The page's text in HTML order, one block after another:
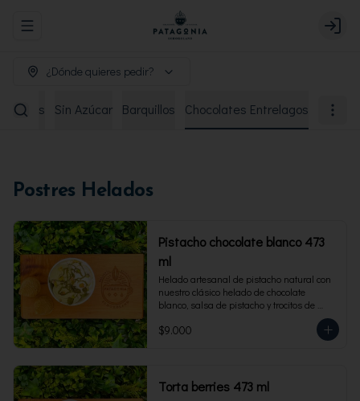
Abrir menu de navegación Login
¿Dónde quieres pedir?
Sin Azúcar Barquillos Chocolates Entrelagos
Postres Helados
Pistacho chocolate blanco 473
ml
Helado artesanal de pistacho natural con
nuestro clásico helado de chocolate
blanco, salsa de pistacho y trocitos de
pistacho. Envase familiar 473 ml, rinde 4
porciones.
$9.000
Torta berries 473 ml